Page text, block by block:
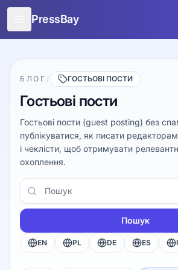
PressBay
Для маркетологів
Можливості
Як це працює
Безкоштовне просування
БЛОГ / ГОСТЬОВІ ПОСТИ
Гостьові пости
Гостьові пости (guest posting) без
публікуватися, як писати
і чеклісти, щоб отримувати
охоплення.
Пошук
Пошук
EN PL DE ES